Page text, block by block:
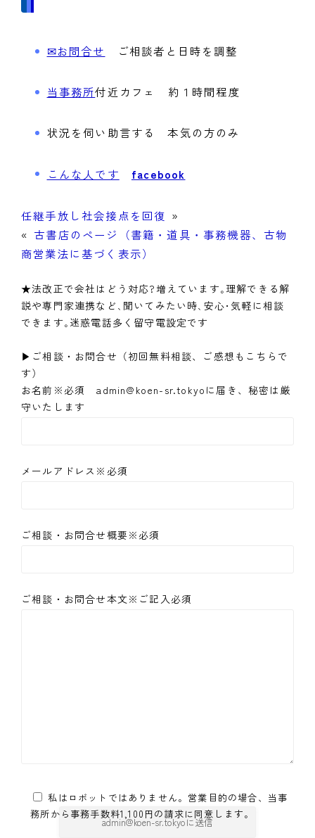
✉お問合せ ご相談者と日時を調整
当事務所付近カフェ 約１時間程度
状況を伺い助言する 本気の方のみ
こんな人です facebook
任継手放し社会接点を回復 »
« 古書店のページ（書籍・道具・事務機器、古物
商営業法に基づく表示）
★法改正で会社はどう対応?増えています｡理解できる解
説や専門家連携など､聞いてみたい時､安心･気軽に相談
できます｡迷惑電話多く留守電設定です
▶ご相談・お問合せ（初回無料相談、ご感想もこちらで
す）
お名前※必須 admin@koen-sr.tokyoに届き、秘密は厳
守いたします
メールアドレス※必須
ご相談・お問合せ概要※必須
ご相談・お問合せ本文※ご記入必須
私はロボットではありません。営業目的の場合、当事
務所から事務手数料1,100円の請求に同意します。